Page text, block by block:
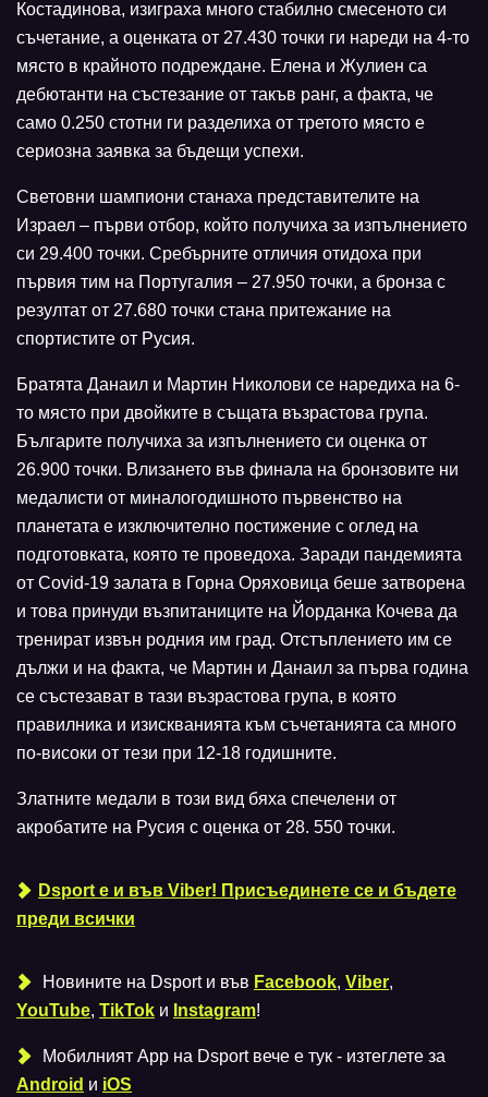
Костадинова, изиграха много стабилно смесеното си
съчетание, а оценката от 27.430 точки ги нареди на 4-то
място в крайното подреждане. Елена и Жулиен са
дебютанти на състезание от такъв ранг, а факта, че
само 0.250 стотни ги разделиха от третото място е
сериозна заявка за бъдещи успехи.
Световни шампиони станаха представителите на
Израел – първи отбор, който получиха за изпълнението
си 29.400 точки. Сребърните отличия отидоха при
първия тим на Португалия – 27.950 точки, а бронза с
резултат от 27.680 точки стана притежание на
спортистите от Русия.
Братята Данаил и Мартин Николови се наредиха на 6-
то място при двойките в същата възрастова група.
Българите получиха за изпълнението си оценка от
26.900 точки. Влизането във финала на бронзовите ни
медалисти от миналогодишното първенство на
планетата е изключително постижение с оглед на
подготовката, която те проведоха. Заради пандемията
от Covid-19 залата в Горна Оряховица беше затворена
и това принуди възпитаниците на Йорданка Кочева да
тренират извън родния им град. Отстъплението им се
дължи и на факта, че Мартин и Данаил за първа година
се състезават в тази възрастова група, в която
правилника и изискванията към съчетанията са много
по-високи от тези при 12-18 годишните.
Златните медали в този вид бяха спечелени от
акробатите на Русия с оценка от 28. 550 точки.
Dsport е и във Viber! Присъединете се и бъдете
преди всички
Новините на Dsport и във Facebook, Viber,
YouTube, TikTok и Instagram!
Мобилният Аpp на Dsport вече е тук - изтеглете за
Android и iOS